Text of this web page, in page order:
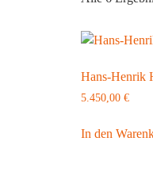
Hans-Henrik
5.450,00 €
In den